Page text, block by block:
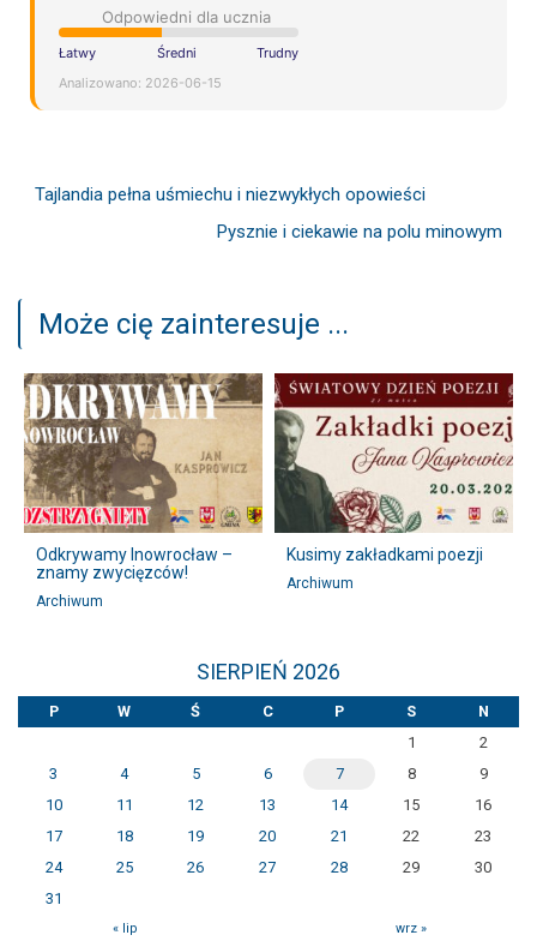
Odpowiedni dla ucznia
Łatwy Średni
Trudny
Analizowano: 2026-06-15
Tajlandia pełna uśmiechu i niezwykłych opowieści
Pysznie i ciekawie na polu minowym
Może cię zainteresuje ...
Odkrywamy Inowrocław –
znamy zwycięzców!
Archiwum
Kusimy zakładkami poezji
Archiwum
SIERPIEŃ 2026
P W Ś C P S
N
1
2
3
4 5 6 7 8
9
10
11 12 13 14 15
16
17
18 19 20 21 22
23
24
25 26 27 28 29
30
31
« lip wrz »